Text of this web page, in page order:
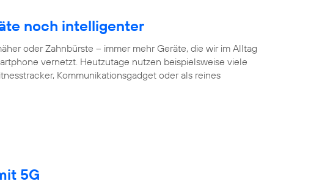
noch intelligenter
oder Zahnbürste – immer mehr Geräte, die wir im Alltag
vernetzt. Heutzutage nutzen beispielsweise viele
Kommunikationsgadget oder als reines
5G